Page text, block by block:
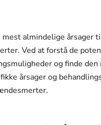
almindelige årsager
Ved at forstå de
og finde
årsager og